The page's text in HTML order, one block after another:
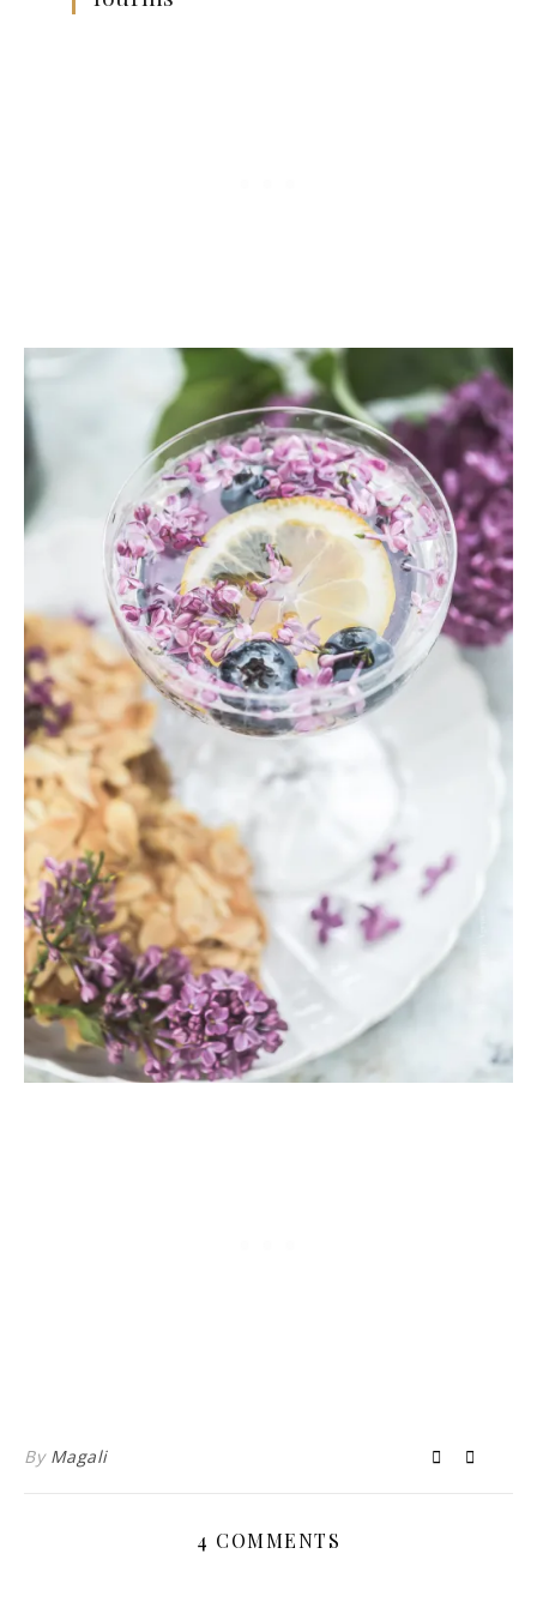
By Magali
4 COMMENTS